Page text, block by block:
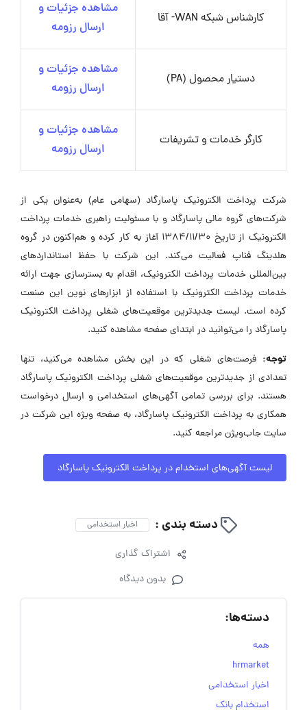
کارشناس شبکه WAN- آقا
مشاهده جزئیات و
ارسال رزومه
دستیار محصول (PA)
مشاهده جزئیات و
ارسال رزومه
کارگر خدمات و تشریفات
مشاهده جزئیات و
ارسال رزومه
شرکت پرداخت الکترونیک پاسارگاد (سهامی عام) به‌عنوان یکی از
شرکت‌های گروه مالی پاسارگاد و با مسئولیت راهبری خدمات پرداخت
الکترونیک از تاریخ 1384/11/30 آغاز به کار کرده و هم‌اکنون در گروه
هلدینگ فناپ فعالیت می‌کند. این شرکت با حفظ استانداردهای
بین‌المللی خدمات پرداخت الکترونیک، اقدام به بسترسازی جهت ارائه
خدمات پرداخت الکترونیک با استفاده از ابزارهای نوین این صنعت
کرده است. لیست جدیدترین موقعیت‌های شغلی پرداخت الکترونیک
پاسارگاد را می‌توانید در ابتدای صفحه مشاهده کنید.
توجه: فرصت‌های شغلی که در این بخش مشاهده می‌کنید، تنها
تعدادی از جدیدترین موقعیت‌های شغلی پرداخت الکترونیک پاسارگاد
هستند. برای بررسی تمامی آگهی‌های استخدامی و ارسال درخواست
همکاری به پرداخت الکترونیک پاسارگاد، به صفحه ویژه این شرکت در
سایت جاب‌ویژن مراجعه کنید.
لیست آگهی‌های استخدام در پرداخت الکترونیک پاسارگاد
دسته بندی : اخبار استخدامی
اشتراک گذاری
بدون دیدگاه
دسته‌ها:
همه
hrmarket
اخبار استخدامی
استخدام بانک